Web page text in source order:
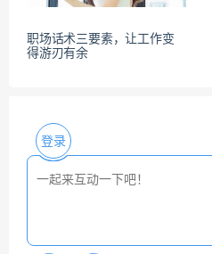
职场话术三要素，让工作变
得游刃有余
登录